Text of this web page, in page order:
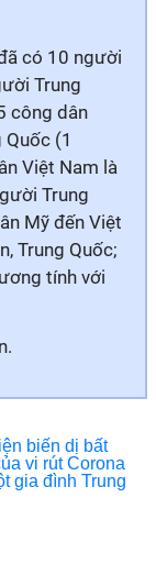
có 10 người
Trung
công dân
(1
Việt Nam là
Trung
Mỹ đến Việt
Trung Quốc;
tính với